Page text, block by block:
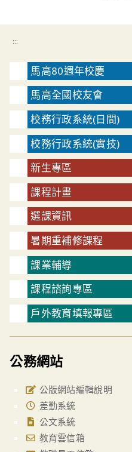
:::
馬高80週年校慶
馬高全國校友會
校務行政系統(日間)
校務行政系統(實技)
新生專區
課程計畫
選課資訊
暑期重補修課程
課業輔導
課程諮詢專區
戶外教育填報專區
公務網站
公版網站編輯說明
差勤系統
公文系統
教育雲信箱